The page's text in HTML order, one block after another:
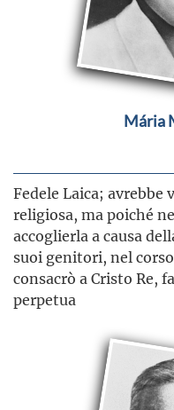
Mária
Fedele Laica; avrebbe
religiosa, ma poiché
accoglierla a causa
suoi genitori, nel
consacrò a Cristo Re,
perpetua